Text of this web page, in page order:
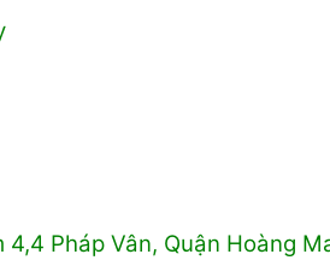
Pháp Vân, Quận Hoàng